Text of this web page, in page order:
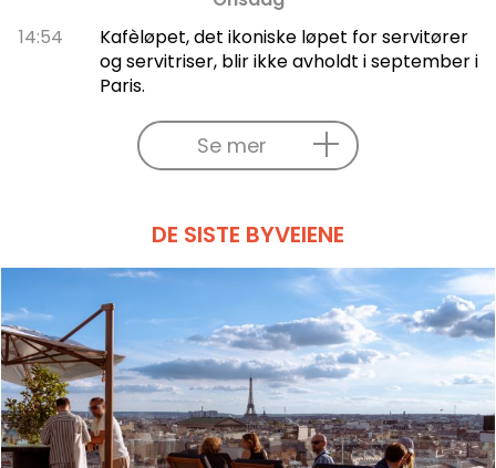
14:54
Kafèløpet, det ikoniske løpet for servitører
og servitriser, blir ikke avholdt i september i
Paris.
Se mer
DE SISTE BYVEIENE